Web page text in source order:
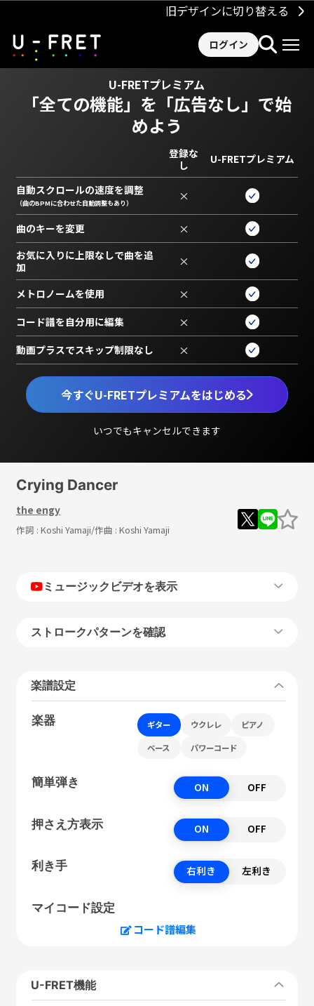
旧デザインに切り替える
ログイン
U-FRETプレミアム
「全ての機能」を 「広告なし」で始
めよう
今すぐU-FRETプレミアムをはじめる
いつでもキャンセルできます
登録な
し
U-FRETプレミアム
自動スクロールの速度を調整
（曲のBPMに合わせた自動調整もあり） ×
曲のキーを変更 ×
お気に入りに上限なしで曲を追
加
×
メトロノームを使用 ×
コード譜を自分用に編集 ×
動画プラスでスキップ制限なし ×
Crying Dancer
the engy
作詞 : Koshi Yamaji/作曲 : Koshi Yamaji
ミュージックビデオを表示
ストロークパターンを確認
楽譜設定
楽器 ギター ウクレレ ピアノ
ベース パワーコード
簡単弾き ON OFF
押さえ方表示 ON OFF
利き手 右利き 左利き
マイコード設定
コード譜編集
U-FRET機能